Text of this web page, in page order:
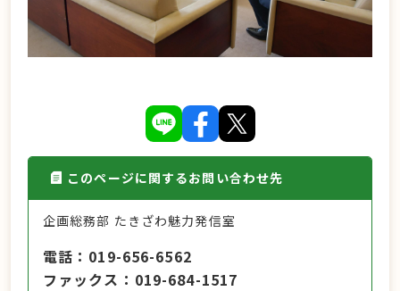
このページに関するお問い合わせ先
企画総務部 たきざわ魅力発信室
電話
019-656-6562
ファックス
019-684-1517